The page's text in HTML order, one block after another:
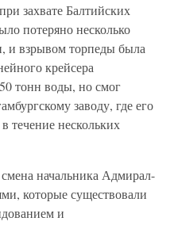
захвате Балтийских
потеряно несколько
и взрывом торпеды была
крейсера
тонн воды, но смог
заводу, где его
течение нескольких
начальника Адмирал-
которые существовали
и